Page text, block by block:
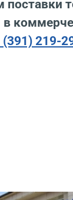
поставки
(391) 219-